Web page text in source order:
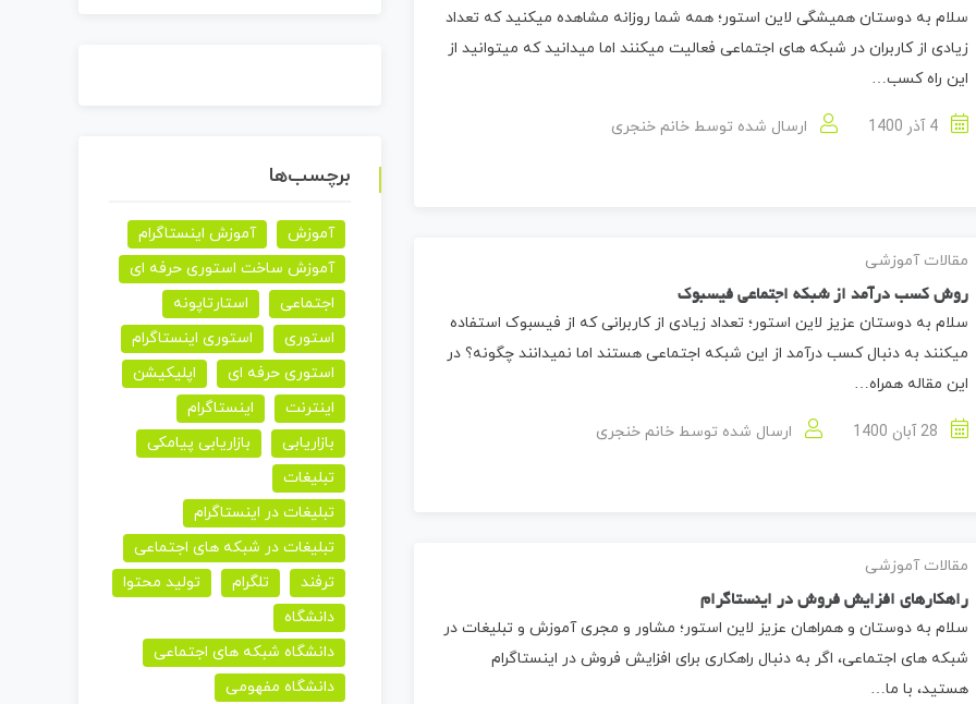
سلام به دوستان همیشگی لاین استور؛ همه شما روزانه مشاهده میکنید که تعداد
زیادی از کاربران در شبکه های اجتماعی فعالیت میکنند اما میدانید که میتوانید از
این راه کسب…
ارسال شده توسط خانم خنجری
مقالات آموزشی
روش کسب درآمد از شبکه اجتماعی فیسبوک
سلام به دوستان عزیز لاین استور؛ تعداد زیادی از کاربرانی که از فیسبوک استفاده
میکنند به دنبال کسب درآمد از این شبکه اجتماعی هستند اما نمیدانند چگونه؟ در
این مقاله همراه…
ارسال شده توسط خانم خنجری
مقالات آموزشی
راهکارهای افزایش فروش در اینستاگرام
سلام به دوستان و همراهان عزیز لاین استور؛ مشاور و مجری آموزش و تبلیغات در
شبکه های اجتماعی، اگر به دنبال راهکاری برای افزایش فروش در اینستاگرام
هستید، با ما…
برچسب‌ها
آموزش
آموزش اینستاگرام
آموزش ساخت استوری حرفه ای
اجتماعی
استارتاپونه
استوری
استوری اینستاگرام
استوری حرفه ای
اپلیکیشن
اینترنت
اینستاگرام
بازاریابی
بازاریابی پیامکی
تبلیغات
تبلیغات در اینستاگرام
تبلیغات در شبکه های اجتماعی
ترفند
تلگرام
تولید محتوا
دانشگاه
دانشگاه شبکه های اجتماعی
دانشگاه مفهومی